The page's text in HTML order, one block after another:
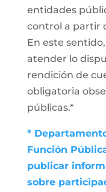
entidades
control a partir
En este
atender lo
rendición de
obligatoria
públicas.*
*
Función
publicar
sobre